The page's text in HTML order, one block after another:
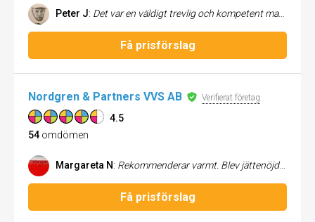
Peter J: Det var en väldigt trevlig och kompetent man som kom och hjälpte oss med våra avlopp.
Få prisförslag
Nordgren & Partners VVS AB Verifierat företag
4.5
54 omdömen
Margareta N: Rekommenderar varmt. Blev jättenöjd och fick så bra hjälp från början till slut. Kommer definitivt anlita dem igen.
Få prisförslag